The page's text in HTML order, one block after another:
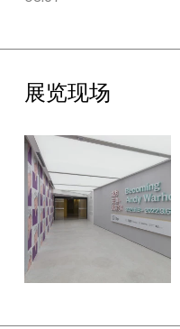
另外，此次展览还特别设
感，观众可以在复刻“工厂
的超级明星在红色沙发上拍
关于艺术家
安迪·沃霍尔本名安德鲁·
亚州匹兹堡市的工薪家庭
院（现为卡内基梅隆大学
开始其艺术生涯。从20世
多产的艺术家和企业家。他
展览现场